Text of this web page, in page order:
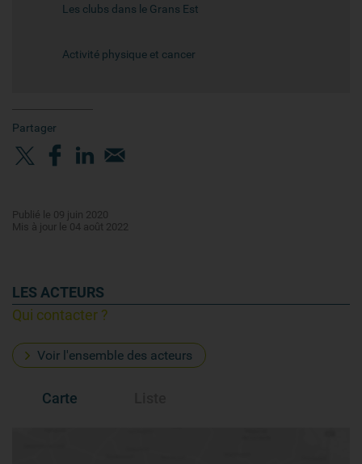
Les clubs dans le Grans Est
Activité physique et cancer
Partager
Publié le 09 juin 2020
Mis à jour le 04 août 2022
LES ACTEURS
Qui contacter ?
Voir l'ensemble des acteurs
Carte